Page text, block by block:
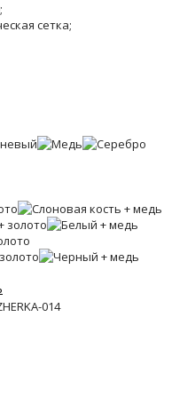
сетка;
014